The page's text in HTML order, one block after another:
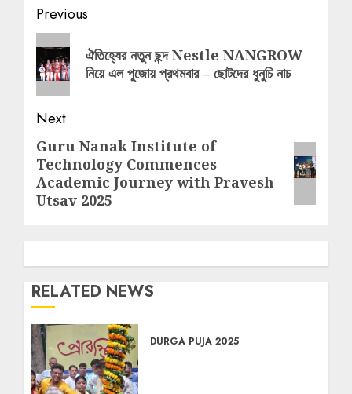
Post
navigation
Previous
Previous
post:
ঐতিহ্যের নতুন ছন্দ Nestle NANGROW
নিয়ে এল পুজোয় প্রথমবার – ছোটদের ধুনুচি নাচ
Next
Next
post:
Guru Nanak Institute of
Technology Commences
Academic Journey with Pravesh
Utsav 2025
RELATED NEWS
DURGA PUJA 2025